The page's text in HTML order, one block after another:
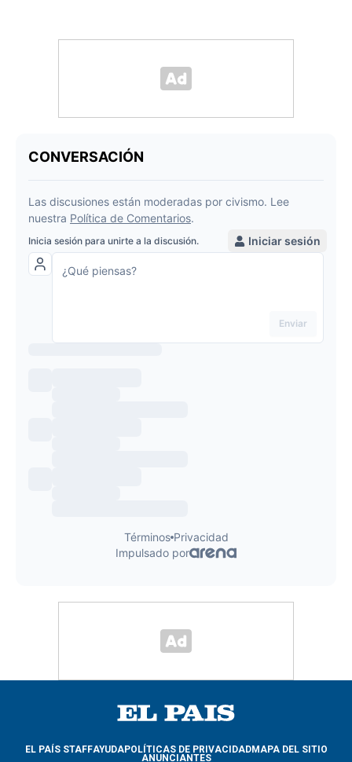
EL PAÍS STAFFAYUDAPOLÍTICAS DE PRIVACIDADMAPA DEL SITIO
ANUNCIANTES